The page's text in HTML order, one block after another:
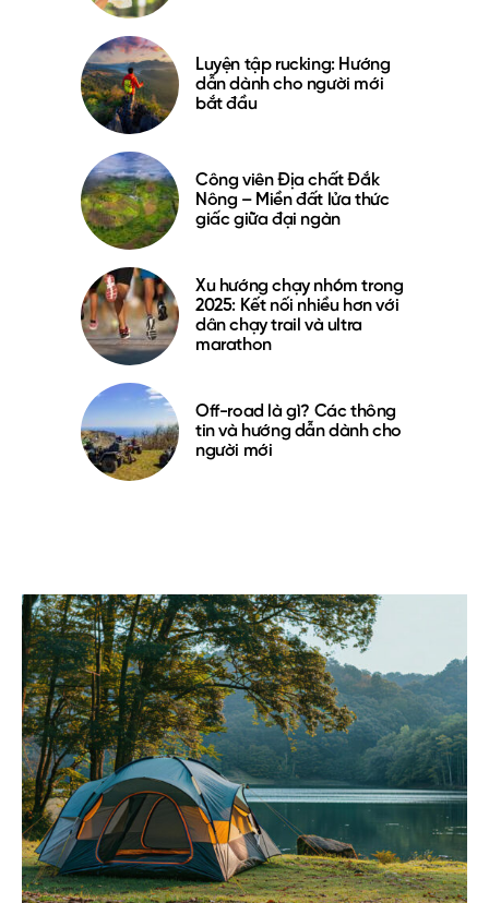
Luyện tập rucking: Hướng
dẫn dành cho người mới
bắt đầu
Công viên Địa chất Đắk
Nông – Miền đất lửa thức
giấc giữa đại ngàn
Xu hướng chạy nhóm trong
2025: Kết nối nhiều hơn với
dân chạy trail và ultra
marathon
Off-road là gì? Các thông
tin và hướng dẫn dành cho
người mới